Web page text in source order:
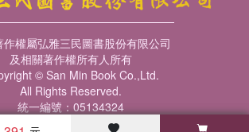
作權屬弘雅三民圖書股份有限公司
及相關著作權所有人所有
© San Min Book Co.,Ltd.
All Rights Reserved.
統一編號：05134324